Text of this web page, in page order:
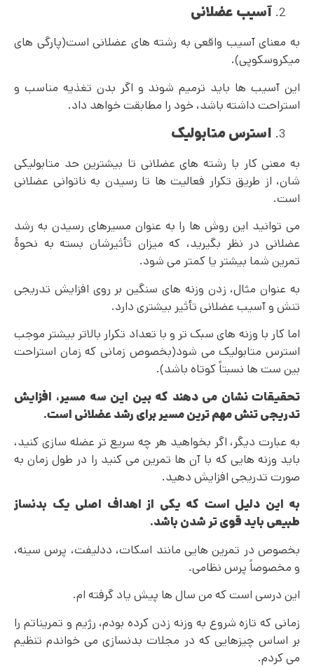
آسیب عضلانی
به معنای آسیب واقعی به رشته های عضلانی است(پارگی های
میکروسکوپی).
این آسیب ها باید ترمیم شوند و اگر بدن تغذیه مناسب و
استراحت داشته باشد، خود را مطابقت خواهد داد.
استرس متابولیک
به معنی کار با رشته های عضلانی تا بیشترین حد متابولیکی
شان، از طریق تکرار فعالیت ها تا رسیدن به ناتوانی عضلانی
است.
می توانید این روش ها را به عنوان مسیرهای رسیدن به رشد
عضلانی در نظر بگیرید، که میزان تأثیرشان بسته به نحوۀ
تمرین شما بیشتر یا کمتر می شود.
به عنوان مثال، زدن وزنه های سنگین بر روی افزایش تدریجی
تنش و آسیب عضلانی تأثیر بیشتری دارد.
اما کار با وزنه های سبک تر و با تعداد تکرار بالاتر بیشتر موجب
استرس متابولیک می شود(بخصوص زمانی که زمان استراحت
بین ست ها نسبتاً کوتاه باشد).
تحقیقات نشان می دهند که بین این سه مسیر، افزایش
تدریجی تنش مهم ترین مسیر برای رشد عضلانی است.
به عبارت دیگر، اگر بخواهید هر چه سریع تر عضله سازی کنید،
باید وزنه هایی که با آن ها تمرین می کنید را در طول زمان به
صورت تدریجی افزایش دهید.
به این دلیل است که یکی از اهداف اصلی یک بدنساز
طبیعی باید قوی تر شدن باشد.
بخصوص در تمرین هایی مانند اسکات، ددلیفت، پرس سینه،
و مخصوصاً پرس نظامی.
این درسی است که من سال ها پیش یاد گرفته ام.
زمانی که تازه شروع به وزنه زدن کرده بودم، رژیم و تمریناتم را
بر اساس چیزهایی که در مجلات بدنسازی می خواندم تنظیم
می کردم.